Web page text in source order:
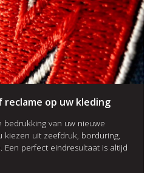
reclame op uw kleding
bedrukking van uw nieuwe
kiezen uit zeefdruk, borduring,
perfect eindresultaat is altijd